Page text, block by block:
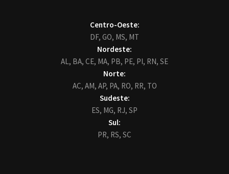
Centro-Oeste:
DF, GO, MS, MT
Nordeste:
AL, BA, CE, MA, PB, PE, PI, RN, SE
Norte:
AC, AM, AP, PA, RO, RR, TO
Sudeste:
ES, MG, RJ, SP
Sul:
PR, RS, SC